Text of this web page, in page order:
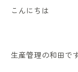
こんにちは
生産管理の和田で